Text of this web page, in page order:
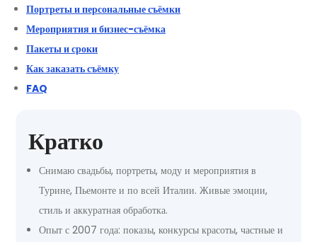
Портреты и персональные съёмки
Мероприятия и бизнес-съёмка
Пакеты и сроки
Как заказать съёмку
FAQ
Кратко
Снимаю свадьбы, портреты, моду и мероприятия в
Турине, Пьемонте и по всей Италии. Живые эмоции,
стиль и аккуратная обработка.
Опыт с 2007 года: показы, конкурсы красоты, частные и